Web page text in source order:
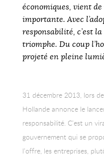
économiques, vient
importante. Avec
responsabilité, c’est
triomphe. Du coup
projeté en pleine
31 décembre 2013, lors
Hollande annonce le
responsabilité. C’est un
gouvernement qui se
l’offre, les entreprises,